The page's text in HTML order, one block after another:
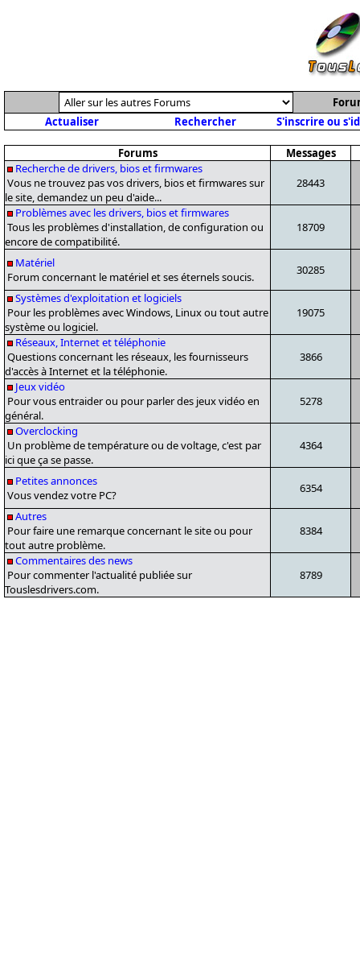
Actualiser
Rechercher S'inscrire ou
Forums
Messages
Recherche de drivers, bios et firmwares
Vous ne trouvez pas vos drivers, bios et firmwares sur
le site, demandez un peu d'aide...
28443
Problèmes avec les drivers, bios et firmwares
Tous les problèmes d'installation, de configuration ou
encore de compatibilité.
18709
Matériel
Forum concernant le matériel et ses éternels soucis.
30285
Systèmes d'exploitation et logiciels
Pour les problèmes avec Windows, Linux ou tout autre
système ou logiciel.
19075
Réseaux, Internet et téléphonie
Questions concernant les réseaux, les fournisseurs
d'accès à Internet et la téléphonie.
3866
Jeux vidéo
Pour vous entraider ou pour parler des jeux vidéo en
général.
5278
Overclocking
Un problème de température ou de voltage, c'est par
ici que ça se passe.
4364
Petites annonces
Vous vendez votre PC?
6354
Autres
Pour faire une remarque concernant le site ou pour
tout autre problème.
8384
Commentaires des news
Pour commenter l'actualité publiée sur
Touslesdrivers.com.
8789